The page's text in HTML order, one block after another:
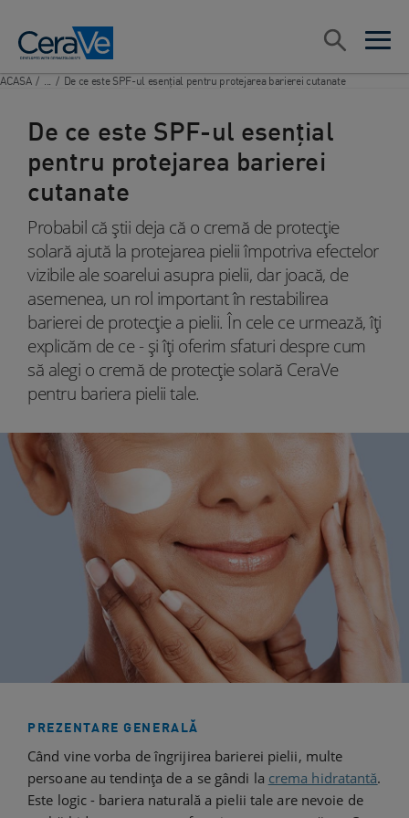
open
open
Cauta
ACASA / ... / De ce este SPF-ul esențial pentru protejarea barierei cutanate
De ce este SPF-ul esențial
pentru protejarea barierei
cutanate
Probabil că știi deja că o cremă de protecție
solară ajută la protejarea pielii împotriva efectelor
vizibile ale soarelui asupra pielii, dar joacă, de
asemenea, un rol important în restabilirea
barierei de protecție a pielii. În cele ce urmează, îți
explicăm de ce - și îți oferim sfaturi despre cum
să alegi o cremă de protecție solară CeraVe
pentru bariera pielii tale.
PREZENTARE GENERALĂ
Când vine vorba de îngrijirea barierei pielii, multe
persoane au tendința de a se gândi la crema hidratantă.
Este logic - bariera naturală a pielii tale are nevoie de